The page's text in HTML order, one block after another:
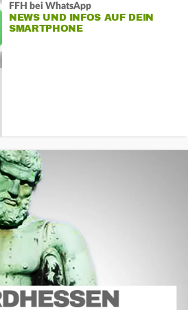
FFH bei WhatsApp
NEWS UND INFOS AUF DEIN
SMARTPHONE